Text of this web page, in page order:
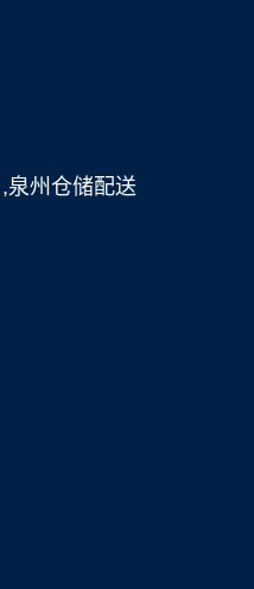
泉州仓储配送